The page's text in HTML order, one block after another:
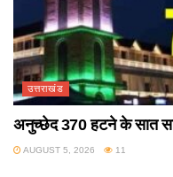
उत्तराखंड
अनुच्छेद 370 हटने के सात
AUGUST 5, 2026 11